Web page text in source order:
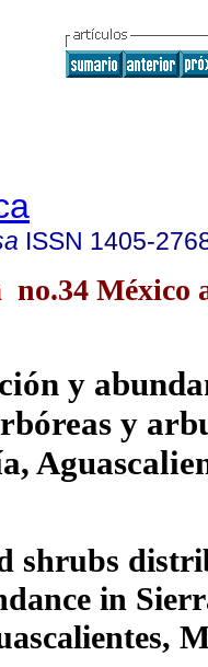
ISSN 1405-
México
y
y
shrubs
in